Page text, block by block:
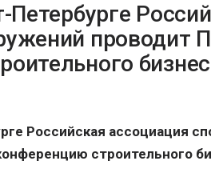
проводит
Российская ассоциация
строительного